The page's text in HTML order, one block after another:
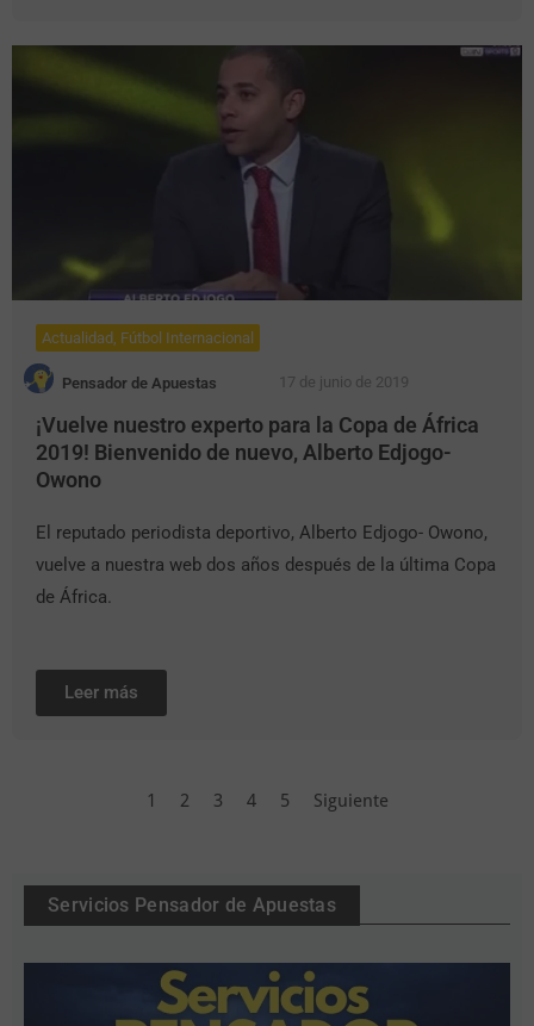
Actualidad , Fútbol Internacional
Pensador de Apuestas 17 de junio de 2019
¡Vuelve nuestro experto para la Copa de África
2019! Bienvenido de nuevo, Alberto Edjogo-
Owono
El reputado periodista deportivo, Alberto Edjogo- Owono,
vuelve a nuestra web dos años después de la última Copa
de África.
Leer más
1 2 3 4 5 Siguiente
Servicios Pensador de Apuestas